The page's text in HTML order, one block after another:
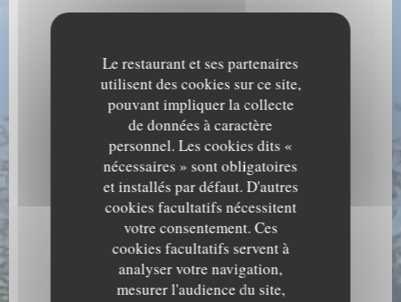
Le restaurant et ses partenaires
utilisent des cookies sur ce site,
pouvant impliquer la collecte
de données à caractère
personnel. Les cookies dits «
nécessaires » sont obligatoires
et installés par défaut. D'autres
cookies facultatifs nécessitent
votre consentement. Ces
cookies facultatifs servent à
analyser votre navigation,
mesurer l'audience du site,
Liste des allergènes
25,50 EUR
Menu Enfant
Steak haché pur bœuf ou poulet pané maison
Accompagné de pommes de terre sautées ou de légumes
Tartiflette, Tartichèvre, Croziflette
15,50 EUR